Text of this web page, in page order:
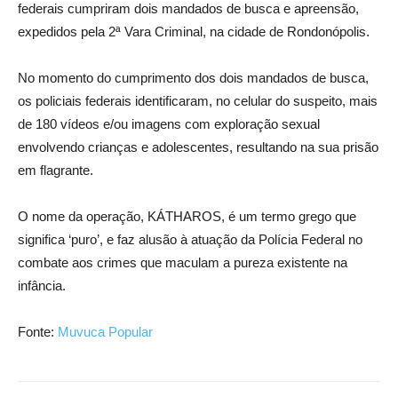
federais cumpriram dois mandados de busca e apreensão,
expedidos pela 2ª Vara Criminal, na cidade de Rondonópolis.
No momento do cumprimento dos dois mandados de busca,
os policiais federais identificaram, no celular do suspeito, mais
de 180 vídeos e/ou imagens com exploração sexual
envolvendo crianças e adolescentes, resultando na sua prisão
em flagrante.
O nome da operação, KÁTHAROS, é um termo grego que
significa ‘puro’, e faz alusão à atuação da Polícia Federal no
combate aos crimes que maculam a pureza existente na
infância.
Fonte: Muvuca Popular